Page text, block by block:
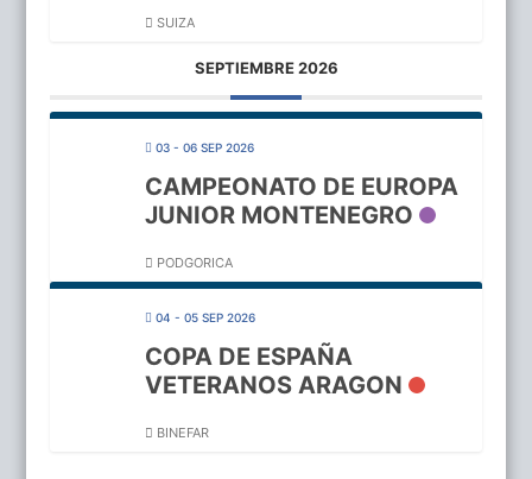
SUIZA
SEPTIEMBRE 2026
03 - 06 SEP 2026
CAMPEONATO DE EUROPA
JUNIOR MONTENEGRO
PODGORICA
04 - 05 SEP 2026
COPA DE ESPAÑA
VETERANOS ARAGON
BINEFAR